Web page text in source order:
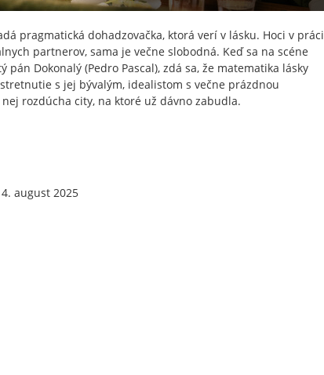
pragmatická dohadzovačka, ktorá verí v lásku. Hoci v práci
partnerov, sama je večne slobodná. Keď sa na scéne
pán Dokonalý (Pedro Pascal), zdá sa, že matematika lásky
s jej bývalým, idealistom s večne prázdnou
nej rozdúcha city, na ktoré už dávno zabudla.
august 2025